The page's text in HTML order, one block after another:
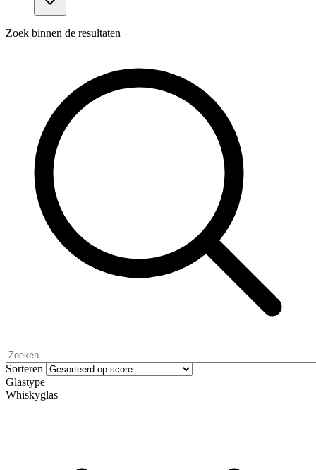
Zoek binnen de resultaten
Sorteren
Glastype
Whiskyglas